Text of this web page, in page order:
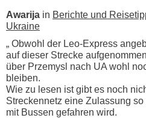
Awarija in Berichte und
Ukraine
„ Obwohl der Leo-Express
auf dieser Strecke
über Przemysl nach UA wohl
bleiben.
Wie zu lesen ist gibt es noch
Streckennetz eine Zulassung
mit Bussen gefahren wird.